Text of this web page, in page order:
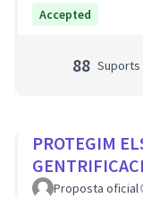
Accepted
88 Suports
PROTEGIM
Proposta oficial